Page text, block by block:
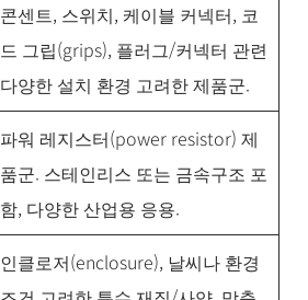
콘센트, 스위치, 케이블 커넥터, 코
드 그립(grips), 플러그/커넥터 관련
다양한 설치 환경 고려한 제품군.
파워 레지스터(power resistor) 제
품군. 스테인리스 또는 금속구조 포
함, 다양한 산업용 응용.
인클로저(enclosure), 날씨나 환경